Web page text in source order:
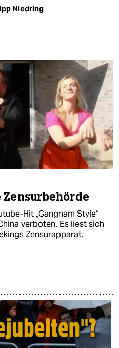
Niedring
Hit „Gangnam Style“
verboten. Es liest sich
Zensurapparat.